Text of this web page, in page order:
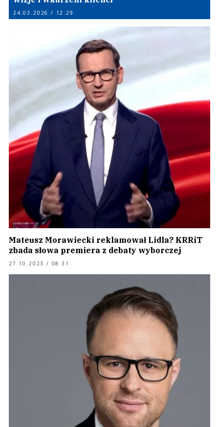
24.03.2026 / 12:29
Mateusz Morawiecki reklamował Lidla? KRRiT
zbada słowa premiera z debaty wyborczej
27.10.2023 / 08:31